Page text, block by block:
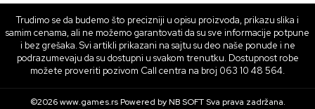
Trudimo se da budemo što precizniji u opisu proizvoda, prikazu slika i
samim cenama, ali ne možemo garantovati da su sve informacije potpune
i bez grešaka. Svi artikli prikazani na sajtu su deo naše ponude i ne
podrazumevaju da su dostupni u svakom trenutku. Dostupnost robe
možete proveriti pozivom Call centra na broj 063 10 48 564.
©2026www.games.rs Powered byNB SOFTSva prava zadržana.